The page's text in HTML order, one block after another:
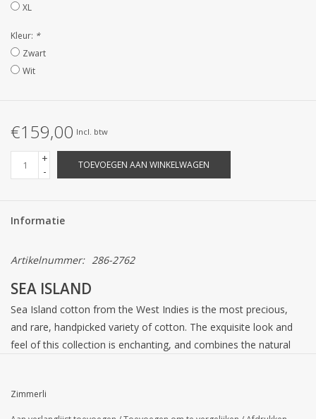
STRANDLINNEN
MAATWERK
Huis en nacht kledij (
DAMES )
XL
Kleur: *
Zwart
Wit
€159,00 Incl. btw
+
-
TOEVOEGEN AAN WINKELWAGEN
Informatie
Artikelnummer: 286-2762
SEA ISLAND
Sea Island cotton from the West Indies is the most precious,
and rare, handpicked variety of cotton. The exquisite look and
feel of this collection is enchanting, and combines the natural
numbered hologram.
Zimmerli